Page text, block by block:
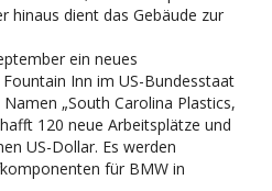
hinaus dient das Gebäude zur
ein neues
Inn im US-Bundesstaat
„South Carolina Plastics,
120 neue Arbeitsplätze und
US-Dollar. Es werden
für BMW in